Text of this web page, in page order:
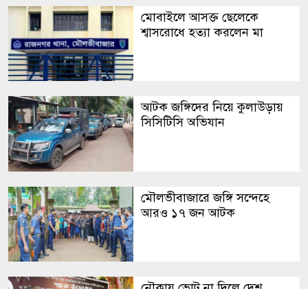
মোবাইলে আসক্ত ছেলেকে
শ্বাসরোধে হত্যা করলেন মা
আটক জঙ্গিদের নিয়ে কুলাউড়ায়
সিসিটিসি অভিযান
মৌলভীবাজারে জঙ্গি সন্দেহে
আরও ১৭ জন আটক